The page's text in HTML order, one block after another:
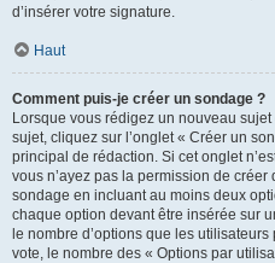
d’insérer votre signature.
Haut
Comment puis-je créer un sondage ?
Lorsque vous rédigez un nouveau
sujet, cliquez sur l’onglet « Créer un
principal de rédaction. Si cet onglet
vous n’ayez pas la permission de
sondage en incluant au moins deux
chaque option devant être insérée sur
le nombre d’options que les
vote, le nombre des « Options par